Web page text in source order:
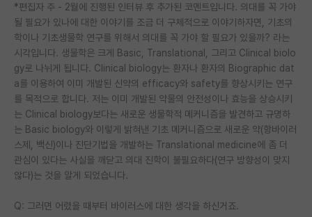
*편집자 주 - 2월에 진행된 인터뷰 후 추가된 코멘트입니다. 의대를 꼭 가야
될 필요가 있나에 대한 이야기를 조금 더 구체적으로 이야기하자면, 기초의
학이나 기초생물학 연구를 위해서 의대를 꼭 가야 할 필요가 있을까? 라는
시각입니다. 생물학은 크게 Basic, Translational, 그리고 Clinical biolo
gy로 나뉘게 됩니다. Clinical biology는 환자나 환자의 Biographic dat
a를 이용하여 이미 개발된 신약의 efficacy와 safety를 향상시키는 연구
를 목적으로 합니다. 저는 이미 개발된 약물의 안전성이나 효능을 상승시키
는 Clinical biology보다는 새로운 생물학적 메커니즘을 발견하고 규명하
는 Basic biology와 이렇게 밝혀낸 기초 메커니즘으로 새로운 약(항바이러
스제, 백신)이나 진단기법을 개발하는 Translational medicine에 좀 더
관심이 있다는 사실을 깨닫고 의대 진학이 불필요하다(연구 방향성이 맞지
않다)는 것을 알게 되었습니다.
Q: 그러면 어렸을 때부터 바이러스에 대한 생각을 하신거죠.